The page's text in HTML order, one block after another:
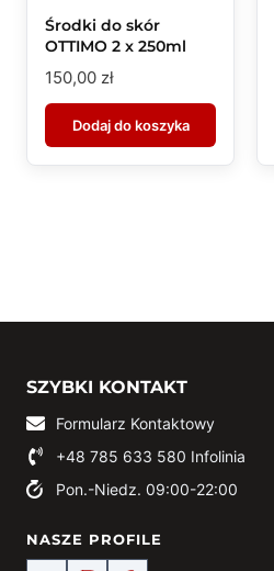
Środki do skór
OTTIMO 2 x 250ml
150,00 zł
Dodaj do koszyka
SZYBKI KONTAKT
Formularz Kontaktowy
+48 785 633 580 Infolinia
Pon.-Niedz. 09:00-22:00
NASZE PROFILE